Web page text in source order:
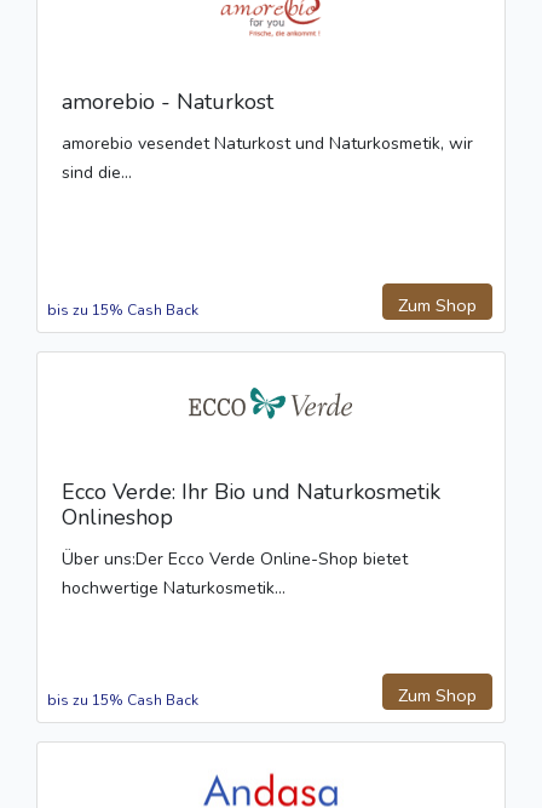
amorebio - Naturkost
amorebio vesendet Naturkost und Naturkosmetik, wir
sind die...
Zum Shop
bis zu 15% Cash Back
Ecco Verde: Ihr Bio und Naturkosmetik
Onlineshop
Über uns:Der Ecco Verde Online-Shop bietet
hochwertige Naturkosmetik...
Zum Shop
bis zu 15% Cash Back